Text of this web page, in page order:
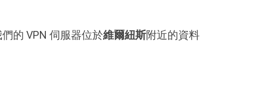
的 VPN 伺服器位於維爾紐斯附近的資料